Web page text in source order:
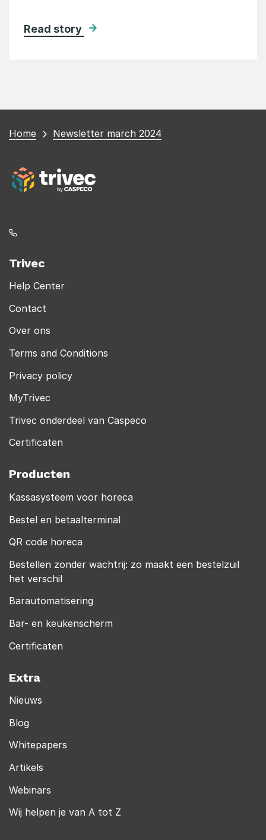
Read story
You
Home Newsletter march 2024
Trivec
Help Center
Contact
Over ons
Terms and Conditions
Privacy policy
MyTrivec
Trivec onderdeel van Caspeco
Certificaten
Producten
Kassasysteem voor horeca
Bestel en betaalterminal
QR code horeca
Bestellen zonder wachtrij: zo maakt een bestelzuil
het verschil
Barautomatisering
Bar- en keukenscherm
Certificaten
Extra
Nieuws
Blog
Whitepapers
Artikels
Webinars
Wij helpen je van A tot Z